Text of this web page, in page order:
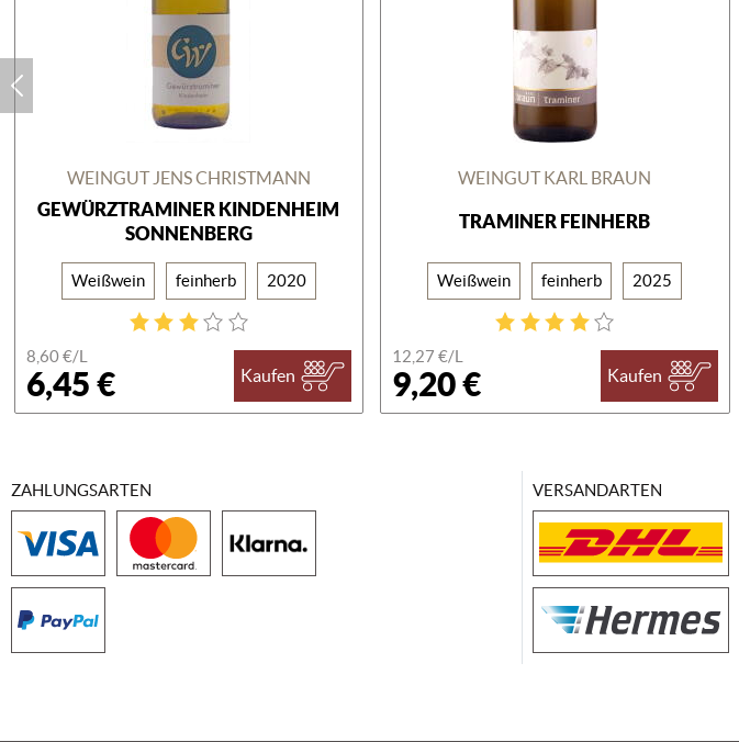
WEINGUT JENS CHRISTMANN
GEWÜRZTRAMINER KINDENHEIM
SONNENBERG
Weißwein feinherb 2020
8,60 €/L
6,45 € Kaufen
WEINGUT KARL BRAUN
TRAMINER FEINHERB
Weißwein feinherb 2025
12,27 €/L
9,20 € Kaufen
ZAHLUNGSARTEN VERSANDARTEN